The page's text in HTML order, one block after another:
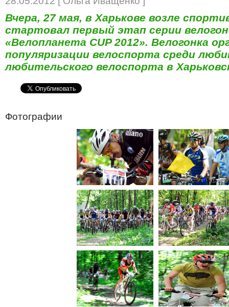
Вчера, 27 мая, в Харькове возле
стартовал первый этап серии
«Велопланета CUP 2012». Велогонка
популяризации велоспорта среди
любительского велоспорта в
Фотографии